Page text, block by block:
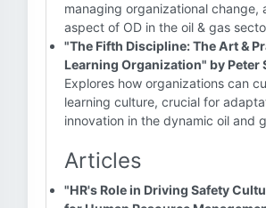
managing organizational change,
aspect of OD in the oil & gas
"The Fifth Discipline: The Art &
Learning Organization" by Peter
Explores how organizations can
learning culture, crucial for
innovation in the dynamic oil and
Articles
"HR's Role in Driving Safety